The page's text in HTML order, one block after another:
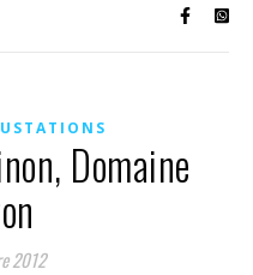
Domaine
2012